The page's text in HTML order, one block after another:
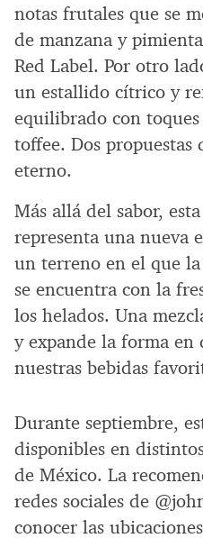
notas frutales que se
de manzana y
Red Label. Por otro
un estallido cítrico y
equilibrado con
toffee. Dos propuestas
eterno.
Más allá del sabor,
representa una nueva
un terreno en el que
se encuentra con la
los helados. Una
y expande la forma en
nuestras bebidas
Durante septiembre,
disponibles en
de México. La
redes sociales de
conocer las